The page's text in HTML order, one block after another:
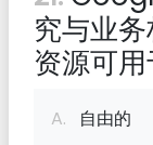
究与业
资源可用
A. 自由的